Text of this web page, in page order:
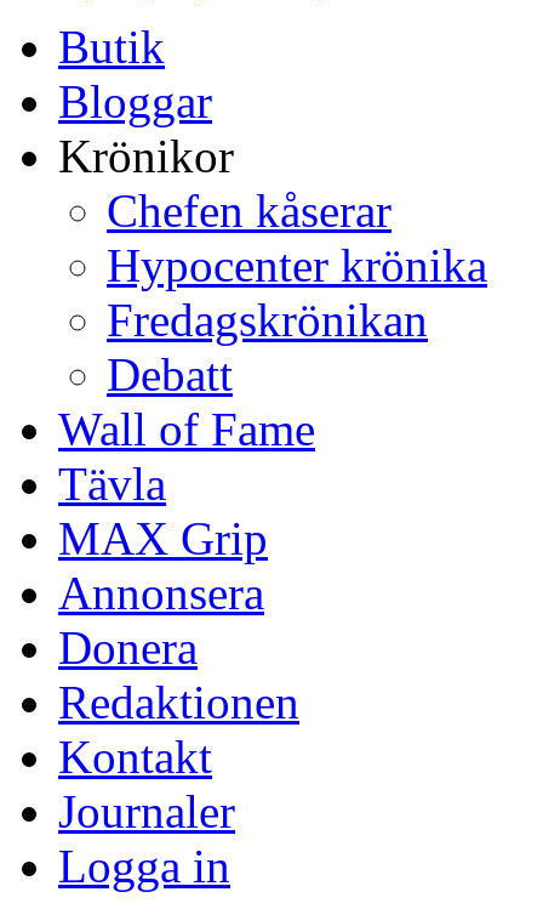
Butik
Bloggar
Krönikor
Chefen kåserar
Hypocenter krönika
Fredagskrönikan
Debatt
Wall of Fame
Tävla
MAX Grip
Annonsera
Donera
Redaktionen
Kontakt
Journaler
Logga in